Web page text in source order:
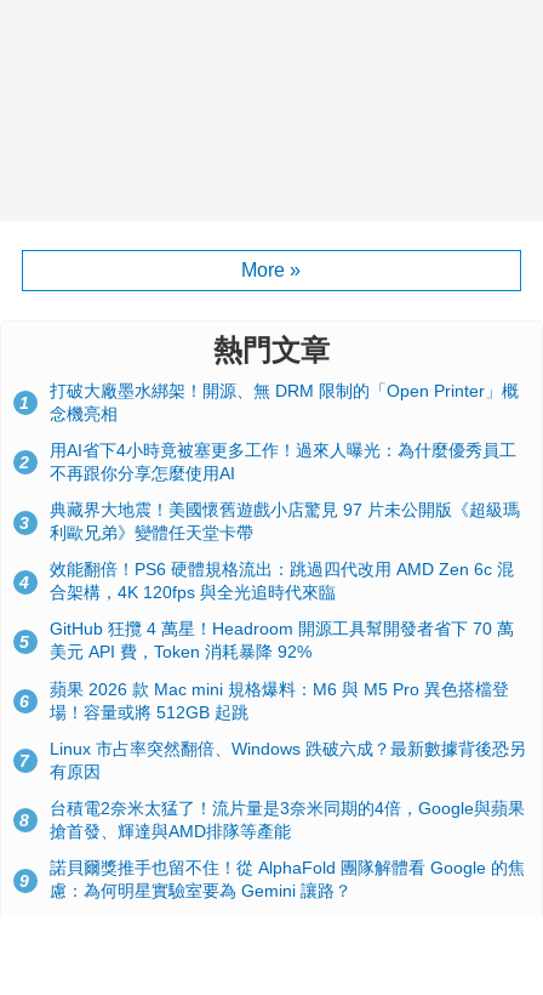
More »
熱門文章
1
打破大廠墨水綁架！開源、無 DRM 限制的「Open Printer」概
念機亮相
2
用AI省下4小時竟被塞更多工作！過來人曝光：為什麼優秀員工
不再跟你分享怎麼使用AI
3
典藏界大地震！美國懷舊遊戲小店驚見 97 片未公開版《超級瑪
利歐兄弟》變體任天堂卡帶
4
效能翻倍！PS6 硬體規格流出：跳過四代改用 AMD Zen 6c 混
合架構，4K 120fps 與全光追時代來臨
5
GitHub 狂攬 4 萬星！Headroom 開源工具幫開發者省下 70 萬
美元 API 費，Token 消耗暴降 92%
6
蘋果 2026 款 Mac mini 規格爆料：M6 與 M5 Pro 異色搭檔登
場！容量或將 512GB 起跳
7
Linux 市占率突然翻倍、Windows 跌破六成？最新數據背後恐另
有原因
8
台積電2奈米太猛了！流片量是3奈米同期的4倍，Google與蘋果
搶首發、輝達與AMD排隊等產能
9
諾貝爾獎推手也留不住！從 AlphaFold 團隊解體看 Google 的焦
慮：為何明星實驗室要為 Gemini 讓路？